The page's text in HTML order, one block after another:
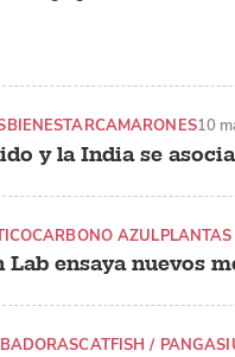
y la India se
BIENESTARCAMARONES10
Lab ensaya nuevos
CARBONO AZUL
CATFISH /